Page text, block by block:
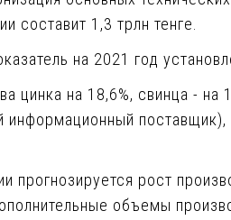
составит 1,3 трлн тенге.
на 2021 год
цинка на 18,6%, свинца -
прогнозируется рост
объемы